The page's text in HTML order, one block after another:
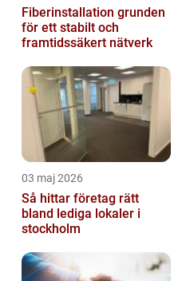
Fiberinstallation grunden
för ett stabilt och
framtidssäkert nätverk
03 maj 2026
Så hittar företag rätt
bland lediga lokaler i
stockholm